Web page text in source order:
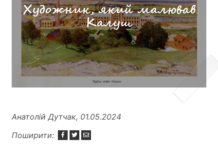
Художник, який малював
Калуш
Анатолій Дутчак, 01.05.2024
Поширити: